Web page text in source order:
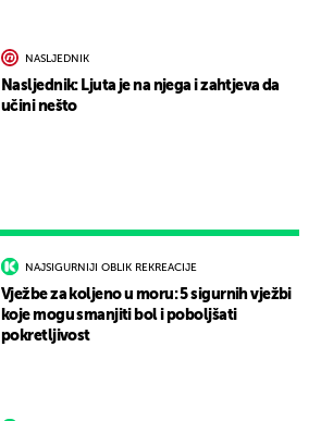
NAJSIGURNIJI OBLIK REKREACIJE
Vježbe za koljeno u moru: 5 sigurnih vježbi
koje mogu smanjiti bol i poboljšati
pokretljivost
NASLJEDNIK
Nasljednik: Ljuta je na njega i zahtjeva da
učini nešto